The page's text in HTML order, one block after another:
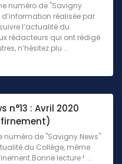
numéro de "Savigny
d’information réalisée par
l’actualité du
rédacteurs qui ont rédigé
n’hésitez plu ...
n°13 : Avril 2020
numéro de "Savigny News"
du Collège, même
lecture ! ...